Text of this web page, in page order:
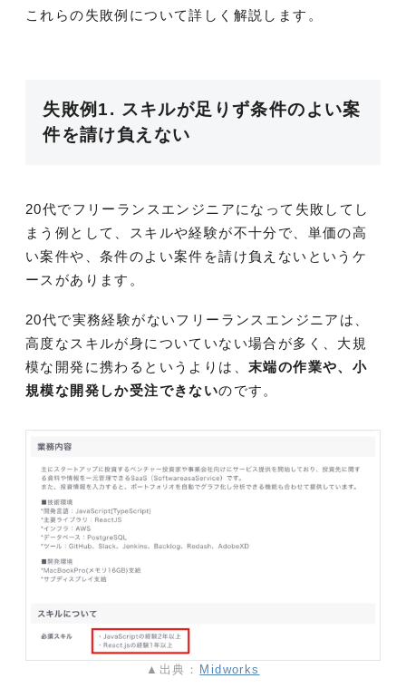
これらの失敗例について詳しく解説します。
失敗例1. スキルが足りず条件のよい案
件を請け負えない
20代でフリーランスエンジニアになって失敗してし
まう例として、スキルや経験が不十分で、単価の高
い案件や、条件のよい案件を請け負えないというケ
ースがあります。
20代で実務経験がないフリーランスエンジニアは、
高度なスキルが身についていない場合が多く、大規
模な開発に携わるというよりは、 末端の作業や、小
規模な開発しか受注できないのです。
▲出典： Midworks